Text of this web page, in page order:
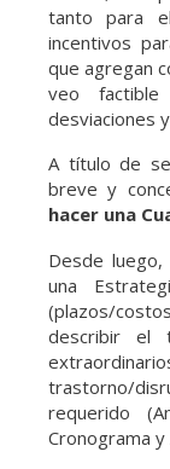
tanto para
incentivos
que agregan
veo
desviaciones
A título de
breve y
hacer una
Desde
una
(plazos/
describir el
trastorno/
requerido
Cronograma